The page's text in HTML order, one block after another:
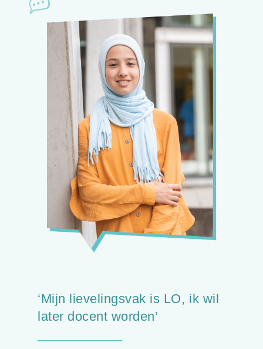
‘Als extra vakken krijgen
Science, Arts en Chinees.